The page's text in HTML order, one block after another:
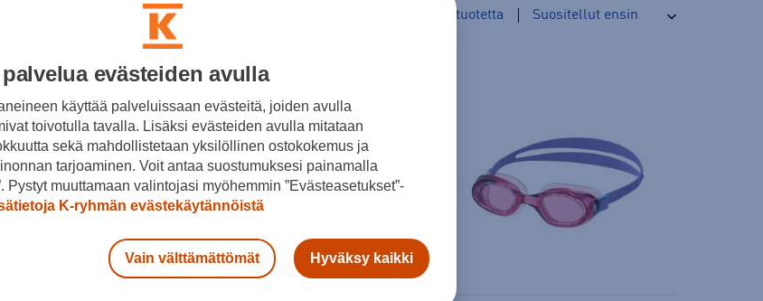
tuotetta
evästeiden avulla
käyttää palveluissaan evästeitä, joiden avulla
toivotulla tavalla. Lisäksi evästeiden avulla mitataan
sekä mahdollistetaan yksilöllinen ostokokemus ja
tarjoaminen. Voit antaa suostumuksesi painamalla
Pystyt muuttamaan valintojasi myöhemmin ”Evästeasetukset”-
K-ryhmän evästekäytännöistä
Vain välttämättömät Hyväksy kaikki